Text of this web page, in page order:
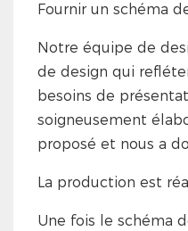
Fournir un schéma
Notre équipe de
de design qui
besoins de
soigneusement
proposé et nous a
La production est
Une fois le schéma